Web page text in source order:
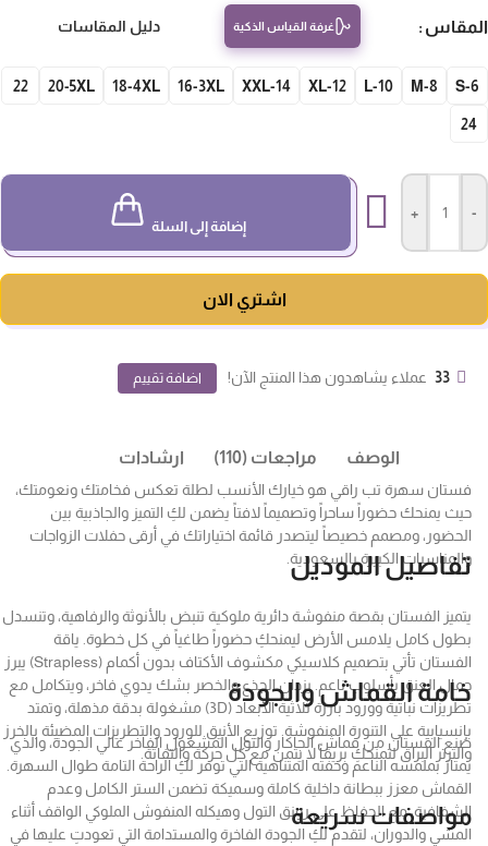
غرفة القياس الذكية دليل المقاسات
S-
10-L
12-XL
14-XXL
16-3XL
18-4XL
20-5XL
22
24
إضافة إلى السلة
اشتري الان
33 عملاء يشاهدون هذا المنتج الآن! اضافة تقييم
الوصف مراجعات (110) ارشادات
فستان سهرة تب راقي هو خيارك الأنسب لطلة تعكس فخامتك ونعومتك،
حيث يمنحك حضوراً ساحراً وتصميماً لافتاً يضمن لكِ التميز والجاذبية بين
الحضور، ومصمم خصيصاً ليتصدر قائمة اختياراتك في أرقى حفلات الزواجات
والمناسبات الكبيرة بالسعودية.
تفاصيل الموديل
يتميز الفستان بقصة منفوشة دائرية ملوكية تنبض بالأنوثة والرفاهية، وتنسدل
بطول كامل يلامس الأرض ليمنحكِ حضوراً طاغياً في كل خطوة. ياقة
الفستان تأتي بتصميم كلاسيكي مكشوف الأكتاف بدون أكمام (Strapless) يبرز
جمال العنق بأسلوب ناعم. يزدان الجذع والخصر بشك يدوي فاخر، ويتكامل مع
تطريزات نباتية وورود بارزة ثلاثية الأبعاد (3D) مشغولة بدقة مذهلة، وتمتد
بانسيابية على التنورة المنفوشة. توزيع الأنيق للورود والتطريزات المضيئة بالخرز
والترتر البراق لتمنحكِ بريقاً لا يثمن مع كل حركة والتفاتة.
خامة القماش والجودة
صُنع الفستان من قماش الجاكار والتول المشغول الفاخر عالي الجودة، والذي
يمتاز بملمسه الناعم وخفته المتناهية التي توفر لكِ الراحة التامة طوال السهرة.
القماش معزز ببطانة داخلية كاملة وسميكة تضمن الستر الكامل وعدم
الشفافية، مع الحفاظ على رونق التول وهيكله المنفوش الملوكي الواقف أثناء
المشي والدوران، لتقدم لكِ الجودة الفاخرة والمستدامة التي تعودتِ عليها في
مواصفات سريعة